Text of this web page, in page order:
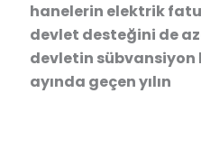
hanelerin elektrik
devlet desteğini de
devletin sübvansiyon
ayında geçen yılın